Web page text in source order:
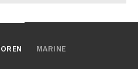
MARINE